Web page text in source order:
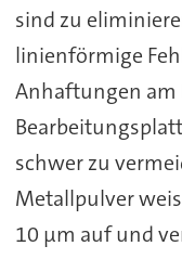
sind zu
linienförmige
Anhaftungen am
schwer zu
Metallpulver
10 µm auf und